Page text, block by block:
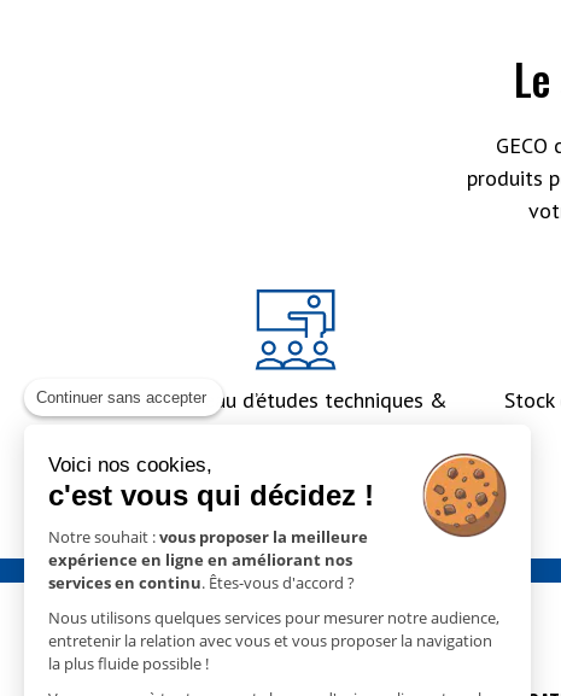
Continuer sans accepter
Voici nos cookies,
c'est vous qui décidez !
Notre souhait :vous proposer la meilleure
expérience en ligne en améliorant nos
services en continu. Êtes-vous d'accord ?
Nous utilisons quelques services pour mesurer notre audience,
entretenir la relation avec vous et vous proposer la navigation
la plus fluide possible !
GECO
produits
Un bureau d’études techniques &